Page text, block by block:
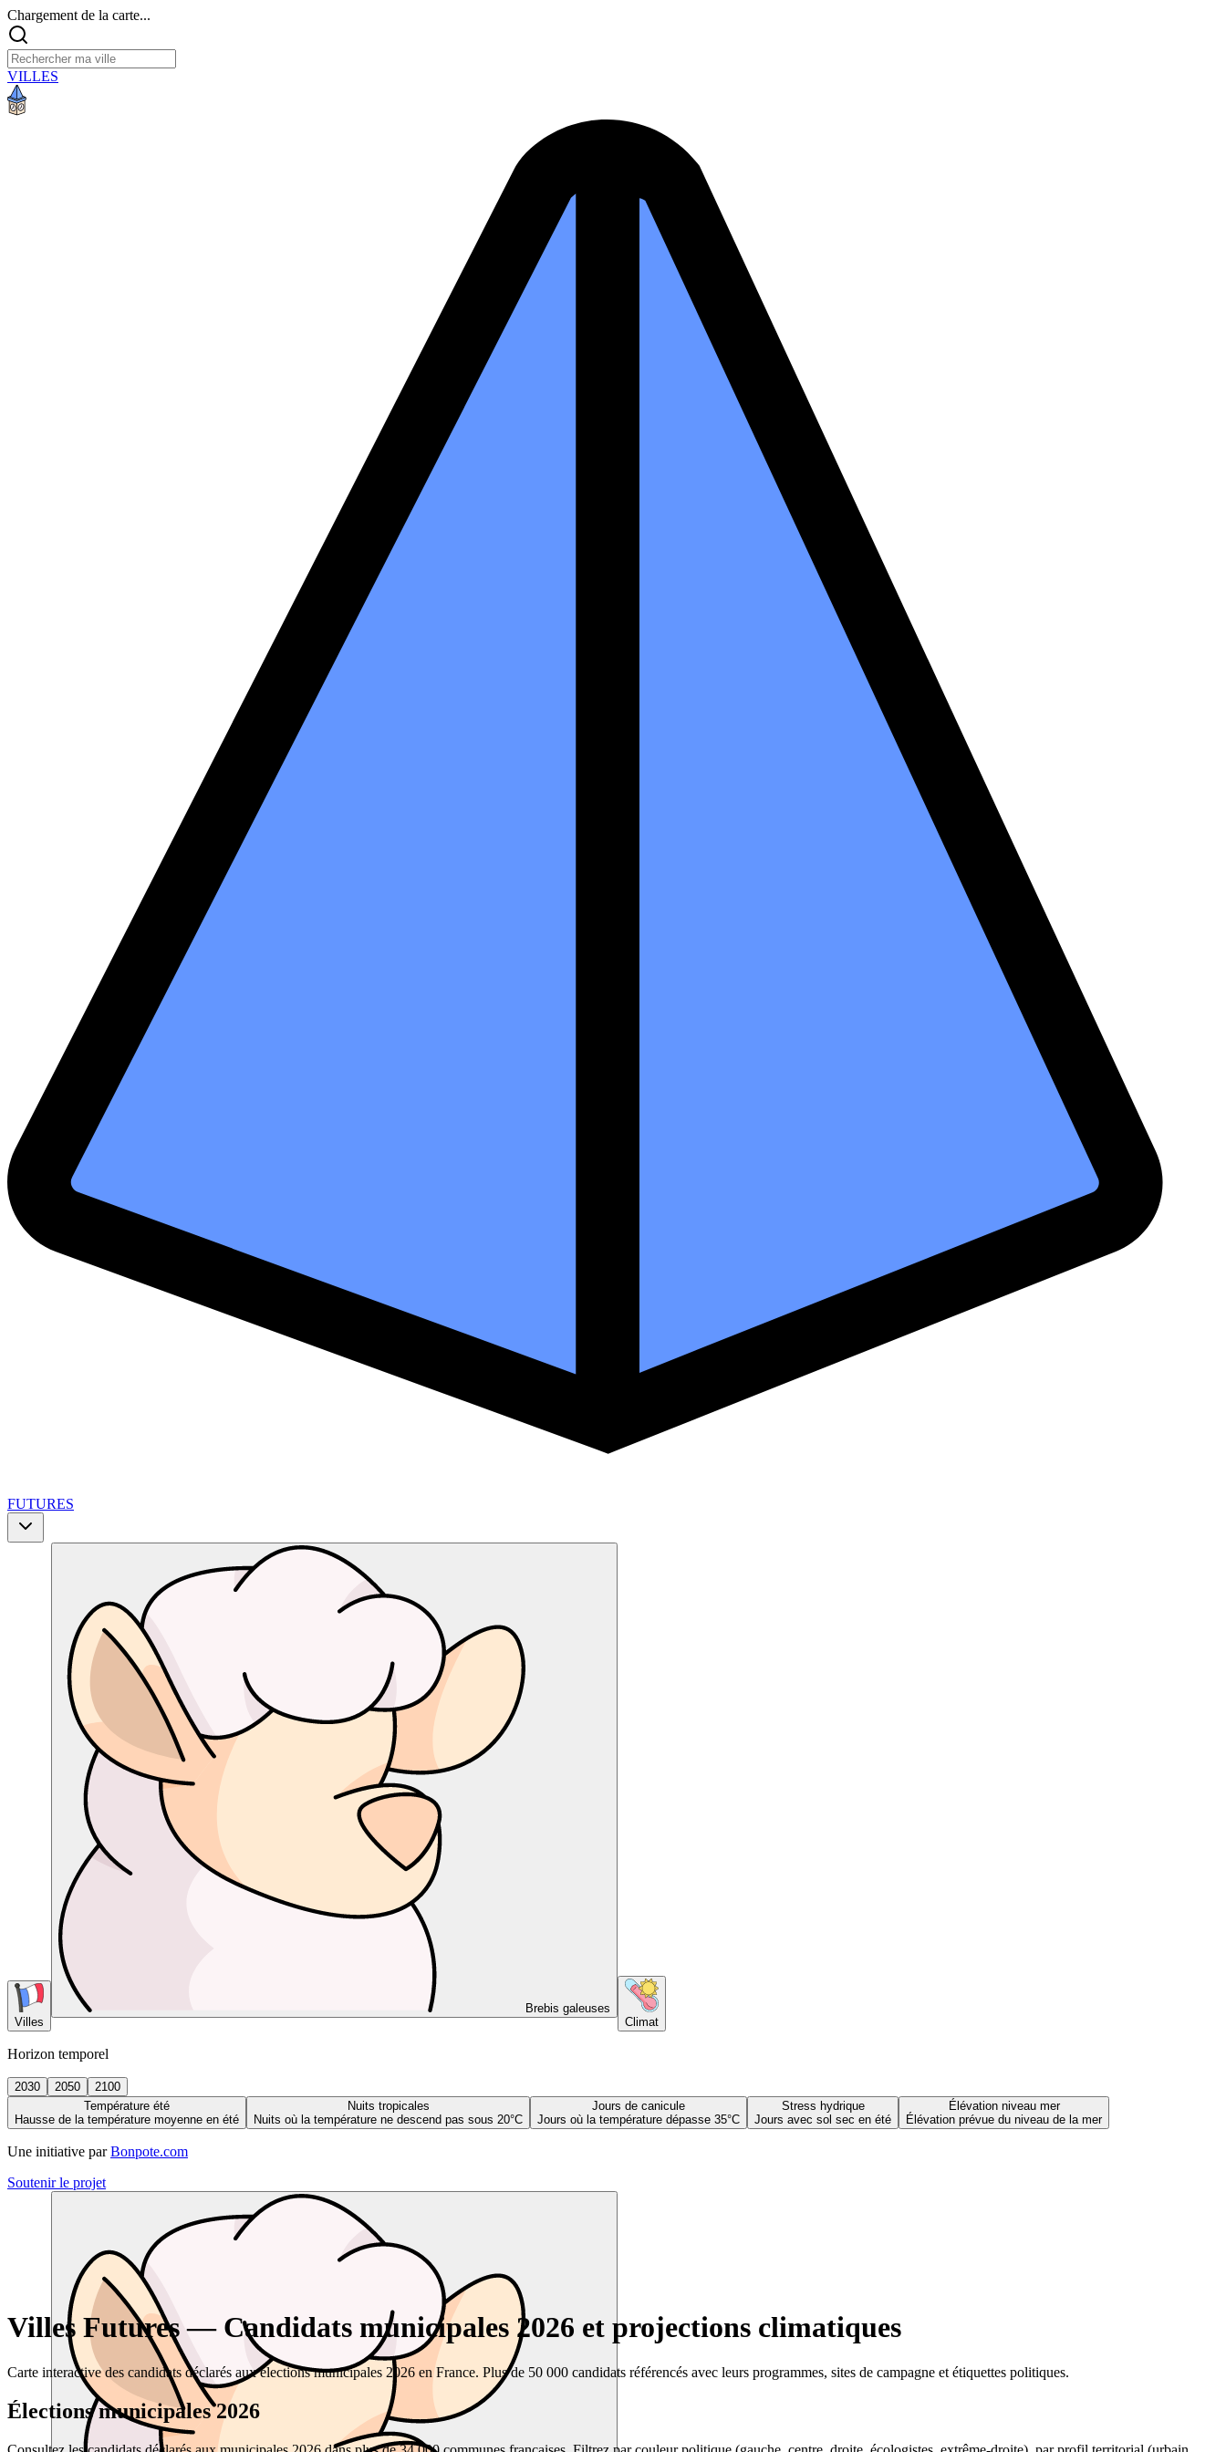
Chargement de la carte...
VILLES
FUTURES
Villes
Brebis galeuses
Climat
Horizon temporel
2030 2050
2100
Température été
Hausse de la température moyenne en été
Nuits tropicales
Nuits où la température ne descend pas sous 20°C
Jours de canicule
Jours où la température dépasse 35°C
Stress hydrique
Jours avec sol sec en été
Élévation niveau mer
Élévation prévue du niveau de la mer
Une initiative par Bonpote.com
Soutenir le projet
Villes Futures — Candidats municipales 2026 et projections climatiques
Carte interactive des candidats déclarés aux élections municipales 2026 en France. Plus de 50 000 candidats référencés avec leurs programmes, sites de campagne et étiquettes politiques.
Élections municipales 2026